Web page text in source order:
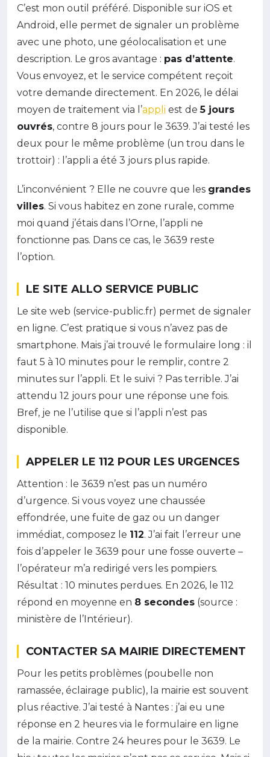
C’est mon outil préféré. Disponible sur iOS et
Android, elle permet de signaler un problème
avec une photo, une géolocalisation et une
description. Le gros avantage : pas d’attente.
Vous envoyez, et le service compétent reçoit
votre demande directement. En 2026, le délai
moyen de traitement via l’appli est de5 jours
ouvrés, contre 8 jours pour le 3639. J’ai testé les
deux pour le même problème (un trou dans le
trottoir) : l’appli a été 3 jours plus rapide.
L’inconvénient ? Elle ne couvre que les grandes
villes. Si vous habitez en zone rurale, comme
moi quand j’étais dans l’Orne, l’appli ne
fonctionne pas. Dans ce cas, le 3639 reste
l’option.
LE SITE ALLO SERVICE PUBLIC
Le site web (service-public.fr) permet de signaler
en ligne. C’est pratique si vous n’avez pas de
smartphone. Mais j’ai trouvé le formulaire long : il
faut 5 à 10 minutes pour le remplir, contre 2
minutes sur l’appli. Et le suivi ? Pas terrible. J’ai
attendu 12 jours pour une réponse une fois.
Bref, je ne l’utilise que si l’appli n’est pas
disponible.
APPELER LE 112 POUR LES URGENCES
Attention : le 3639 n’est pas un numéro
d’urgence. Si vous voyez une chaussée
effondrée, une fuite de gaz ou un danger
immédiat, composez le 112. J’ai fait l’erreur une
fois d’appeler le 3639 pour une fosse ouverte –
l’opérateur m’a redirigé vers les pompiers.
Résultat : 10 minutes perdues. En 2026, le 112
répond en moyenne en 8 secondes (source :
ministère de l’Intérieur).
CONTACTER SA MAIRIE DIRECTEMENT
Pour les petits problèmes (poubelle non
ramassée, éclairage public), la mairie est souvent
plus réactive. J’ai testé à Nantes : j’ai eu une
réponse en 2 heures via le formulaire en ligne
de la mairie. Contre 24 heures pour le 3639. Le